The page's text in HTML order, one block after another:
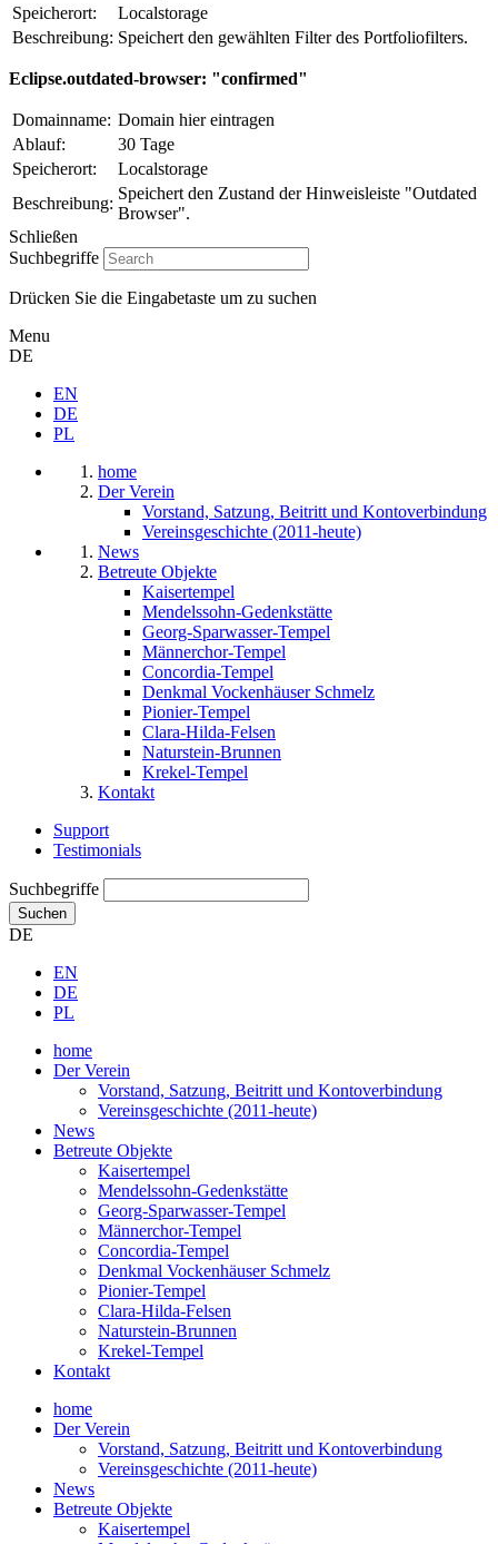
Speicherort:
Localstorage
Beschreibung: Speichert den gewählten Filter des Portfoliofilters.
Eclipse.outdated-browser: "confirmed"
Domainname: Domain hier eintragen
Ablauf:
30 Tage
Speicherort:
Localstorage
Beschreibung:
Speichert den Zustand der Hinweisleiste "Outdated
Browser".
Schließen
Suchbegriffe
Drücken Sie die Eingabetaste um zu suchen
Menu
DE
EN
DE
PL
home
Der Verein
Vorstand, Satzung, Beitritt und Kontoverbindung
Vereinsgeschichte (2011-heute)
News
Betreute Objekte
Kaisertempel
Mendelssohn-Gedenkstätte
Georg-Sparwasser-Tempel
Männerchor-Tempel
Concordia-Tempel
Denkmal Vockenhäuser Schmelz
Pionier-Tempel
Clara-Hilda-Felsen
Naturstein-Brunnen
Krekel-Tempel
Kontakt
Support
Testimonials
Suchbegriffe
Suchen
DE
EN
DE
PL
home
Der Verein
Vorstand, Satzung, Beitritt und Kontoverbindung
Vereinsgeschichte (2011-heute)
News
Betreute Objekte
Kaisertempel
Mendelssohn-Gedenkstätte
Georg-Sparwasser-Tempel
Männerchor-Tempel
Concordia-Tempel
Denkmal Vockenhäuser Schmelz
Pionier-Tempel
Clara-Hilda-Felsen
Naturstein-Brunnen
Krekel-Tempel
Kontakt
home
Der Verein
Vorstand, Satzung, Beitritt und Kontoverbindung
Vereinsgeschichte (2011-heute)
News
Betreute Objekte
Kaisertempel